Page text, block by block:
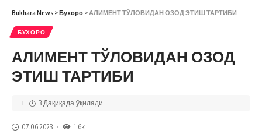
Bukhara News >Бухоро > АЛИМЕНТ ТЎЛОВИДАН ОЗОД ЭТИШ ТАРТИБИ
БУХОРО
АЛИМЕНТ ТЎЛОВИДАН ОЗОД
ЭТИШ ТАРТИБИ
07.06.2023 1.6k
3 Дақиқада ўқилади